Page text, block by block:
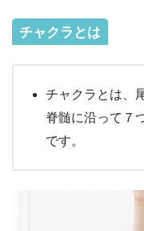
チャクラとは
チャクラとは、
脊髄に沿って７
です。